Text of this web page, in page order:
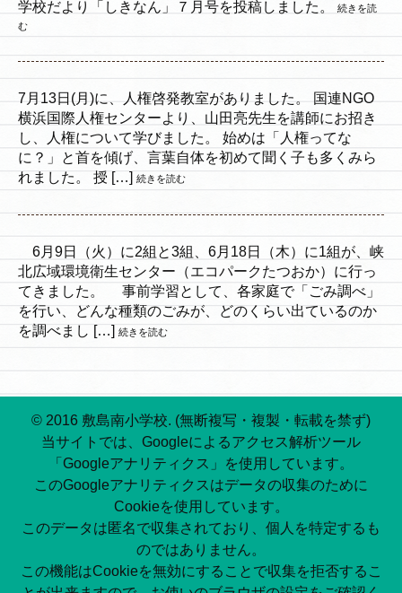
学校だより「しきなん」７月号を投稿しました。
続きを読
む
7月13日(月)に、人権啓発教室がありました。 国連NGO
横浜国際人権センターより、山田亮先生を講師にお招き
し、人権について学びました。 始めは「人権ってな
に？」と首を傾げ、言葉自体を初めて聞く子も多くみら
れました。 授 […] 続きを読む
6月9日（火）に2組と3組、6月18日（木）に1組が、峡
北広域環境衛生センター（エコパークたつおか）に行っ
てきました。 事前学習として、各家庭で「ごみ調べ」
を行い、どんな種類のごみが、どのくらい出ているのか
を調べまし […] 続きを読む
© 2016 敷島南小学校. (無断複写・複製・転載を禁ず)
当サイトでは、Googleによるアクセス解析ツール
「Googleアナリティクス」を使用しています。
このGoogleアナリティクスはデータの収集のために
Cookieを使用しています。
このデータは匿名で収集されており、個人を特定するも
のではありません。
この機能はCookieを無効にすることで収集を拒否するこ